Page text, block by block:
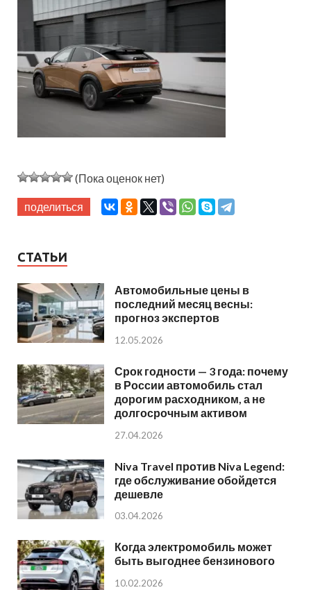
(Пока оценок нет)
поделиться
СТАТЬИ
Автомобильные цены в
последний месяц весны:
прогноз экспертов
12.05.2026
Срок годности — 3 года: почему
в России автомобиль стал
дорогим расходником, а не
долгосрочным активом
27.04.2026
Niva Travel против Niva Legend:
где обслуживание обойдется
дешевле
03.04.2026
Когда электромобиль может
быть выгоднее бензинового
10.02.2026